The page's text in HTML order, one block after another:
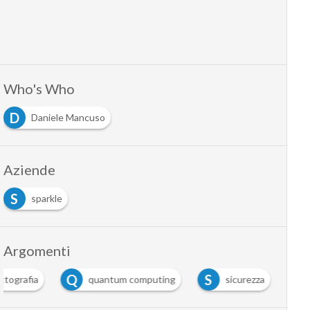
Who's Who
D
Daniele Mancuso
Aziende
S
sparkle
Argomenti
Q quantum computing S sicurezza